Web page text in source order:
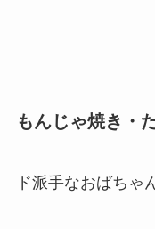
もんじゃ焼き・
ド派手なおばちゃ